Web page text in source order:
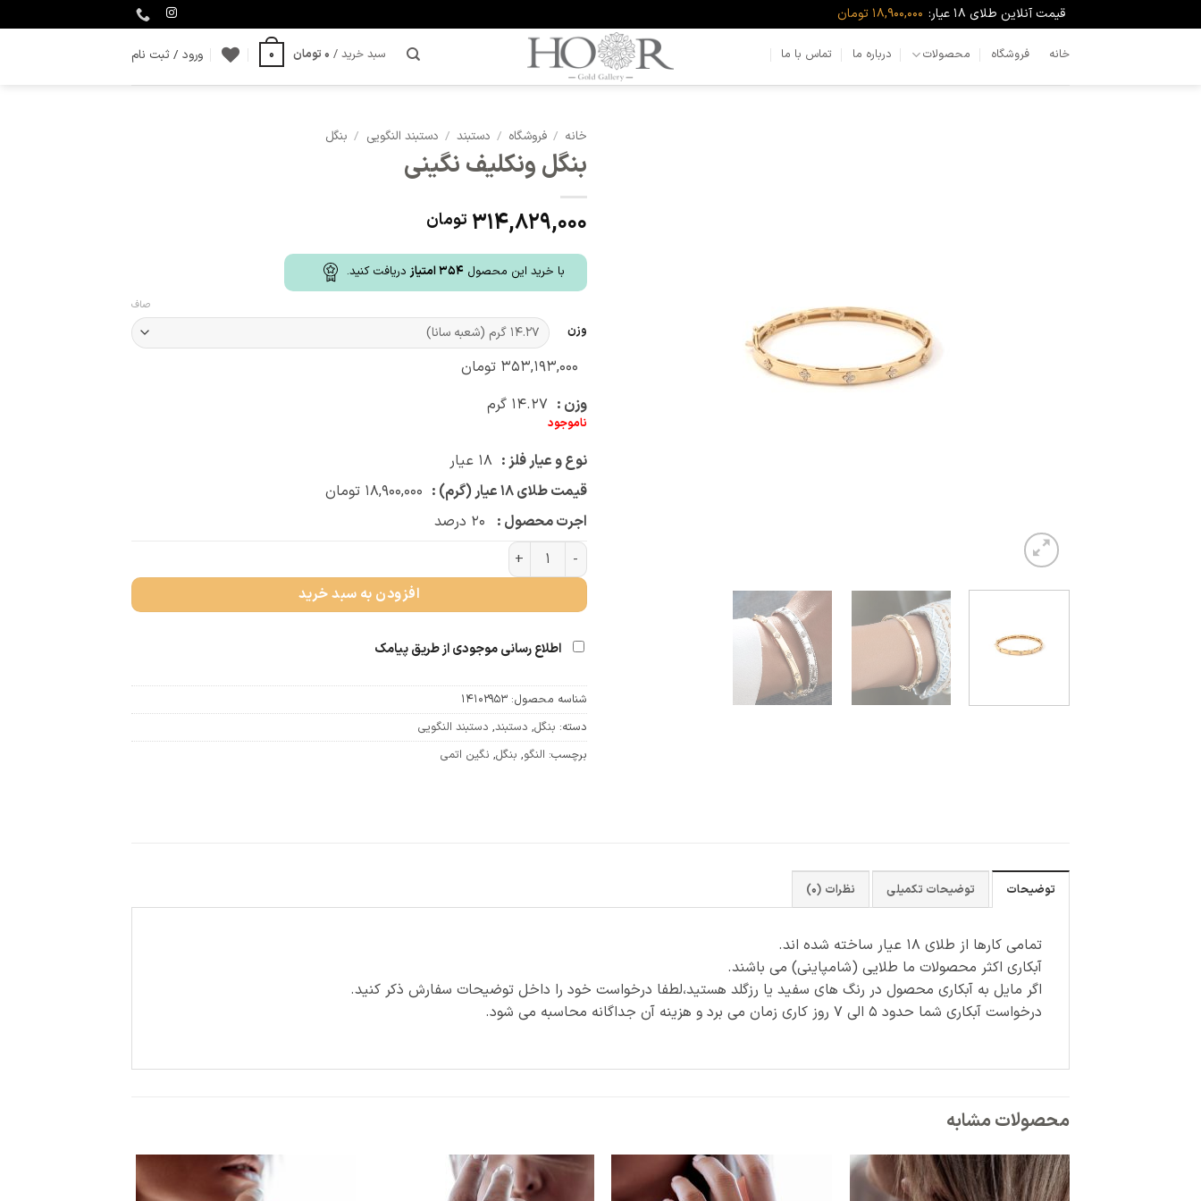
to
قیمت آنلاین طلای ۱۸ عیار: 18,900,000 تومان
خانه فروشگاه محصولات درباره ما تماس با ما سبد خرید / 0 تومان 0 ورود / ثبت نام
خانه / فروشگاه / دستبند / دستبند النگویی / بنگل
بنگل ونکلیف نگینی
314,829,000 تومان
با خرید این محصول 354امتیاز دریافت کنید.
وزن
صاف
۳۵۳,۱۹۳,۰۰۰ تومان
وزن : ۱۴.۲۷ گرم
ناموجود
نوع و عیار فلز : ۱۸ عیار
قیمت طلای ۱۸ عیار (گرم) :
۱۸,۹۰۰,۰۰۰ تومان
اجرت محصول :
۲۰ درصد
بنگل ونکلیف نگینی عدد
افزودن به سبد خرید
اطلاع رسانی موجودی از طریق پیامک
شناسه محصول: 14102953
دسته: بنگل, دستبند, دستبند النگویی
برچسب: النگو, بنگل, نگین اتمی
توضیحات توضیحات تکمیلی نظرات (0)
تمامی کارها از طلای ۱۸ عیار ساخته شده اند.
آبکاری اکثر محصولات ما طلایی (شامپاینی) می باشند.
اگر مایل به آبکاری محصول در رنگ های سفید یا رزگلد هستید،لطفا درخواست خود را داخل توضیحات سفارش ذکر کنید.
درخواست آبکاری شما حدود ۵ الی ۷ روز کاری زمان می برد و هزینه آن جداگانه محاسبه می شود.
محصولات مشابه